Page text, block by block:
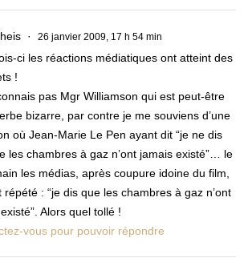
26 janvier 2009, 17 h 54 min
ci les réactions médiatiques ont atteint des
!
pas Mgr Williamson qui est peut-être
bizarre, par contre je me souviens d’une
où Jean-Marie Le Pen ayant dit “je ne dis
les chambres à gaz n’ont jamais existé”… le
les médias, après coupure idoine du film,
répété : “je dis que les chambres à gaz n’ont
Alors quel tollé !
vous pour pouvoir répondre